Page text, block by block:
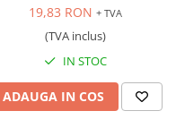
19,83 RON + TVA
(TVA inclus)
IN STOC
ADAUGA IN COS